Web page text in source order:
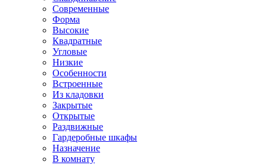
Современные
Форма
Высокие
Квадратные
Угловые
Низкие
Особенности
Встроенные
Из кладовки
Закрытые
Открытые
Раздвижные
Гардеробные шкафы
Назначение
В комнату